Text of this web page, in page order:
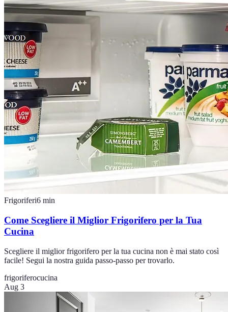
Frigoriferi6 min
Come Scegliere il Miglior Frigorifero per la Tua
Cucina
Scegliere il miglior frigorifero per la tua cucina non è mai stato così
facile! Segui la nostra guida passo-passo per trovarlo.
frigoriferocucina
Aug 3